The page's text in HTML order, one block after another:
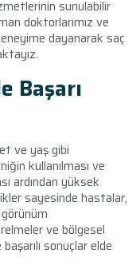
sunulabilir
doktorlarımız ve
dayanarak saç
Başarı
ve yaş gibi
kullanılması ve
ardından yüksek
sayesinde hastalar,
ve bölgesel
sonuçlar elde